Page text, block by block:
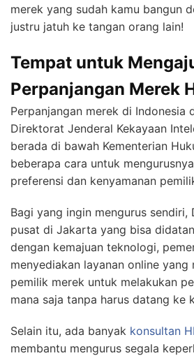
merek yang sudah kamu bangun
justru jatuh ke tangan orang lain!
Tempat untuk
Perpanjangan Merek
Perpanjangan merek di Indonesia
Direktorat Jenderal Kekayaan
berada di bawah Kementerian
beberapa cara untuk
preferensi dan kenyamanan
Bagi yang ingin mengurus sendiri,
pusat di Jakarta yang bisa
dengan kemajuan teknologi,
menyediakan layanan online yang
pemilik merek untuk melakukan
mana saja tanpa harus datang ke
Selain itu, ada banyak konsultan
membantu mengurus segala